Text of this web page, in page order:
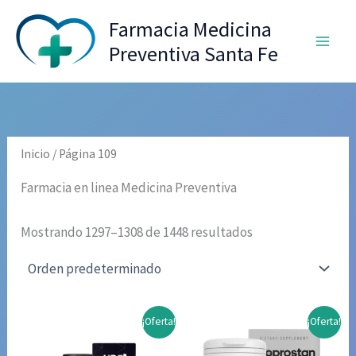
contenido
Farmacia Medicina
Preventiva Santa Fe
Inicio / Página 109
Farmacia en linea Medicina Preventiva
Mostrando 1297–1308 de 1448 resultados
¡Oferta! ¡Oferta!